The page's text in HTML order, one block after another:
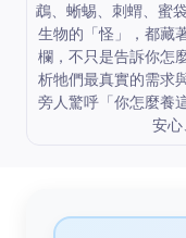
鵡、蜥蜴、刺蝟、蜜
生物的「怪」，都藏
欄，不只是告訴你怎
析牠們最真實的需求
旁人驚呼「你怎麼養
安心